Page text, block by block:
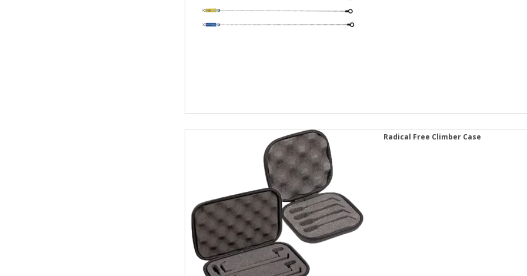
Radical Free Climber Case